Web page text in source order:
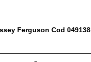
Ferguson Cod 049138